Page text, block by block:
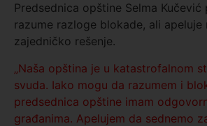
Predsednica opštine Selma Kučević
razume razloge blokade, ali apeluje
zajedničko rešenje.
„Naša opština je u katastrofalnom
svuda. Iako mogu da razumem i
predsednica opštine imam
građanima. Apelujem da sednemo